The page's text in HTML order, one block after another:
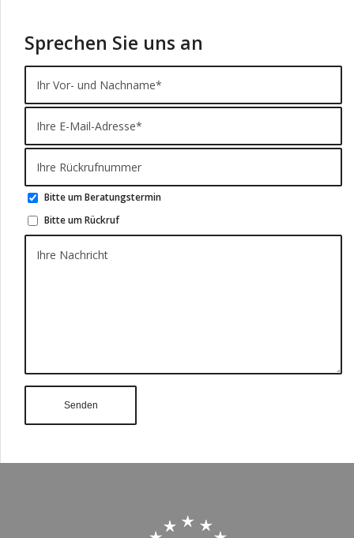
Sprechen Sie uns an
Bitte um Beratungstermin
Bitte um Rückruf